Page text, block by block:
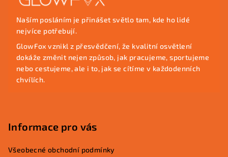
Naším posláním je přinášet světlo tam, kde ho lidé
nejvíce potřebují.
GlowFox vznikl z přesvědčení, že kvalitní osvětlení
dokáže změnit nejen způsob, jak pracujeme, sportujeme
nebo cestujeme, ale i to, jak se cítíme v každodenních
chvílích.
Informace pro vás
Všeobecné obchodní podmínky